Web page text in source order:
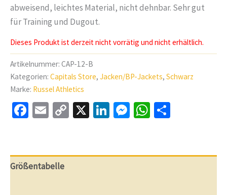
abweisend, leichtes Material, nicht dehnbar. Sehr gut
für Training und Dugout.
Dieses Produkt ist derzeit nicht vorrätig und nicht erhältlich.
Artikelnummer: CAP-12-B
Kategorien: Capitals Store, Jacken/BP-Jackets, Schwarz
Marke: Russel Athletics
Facebook
EmailCopy
X LinkedIn
Messenger
WhatsApp
Größentabelle